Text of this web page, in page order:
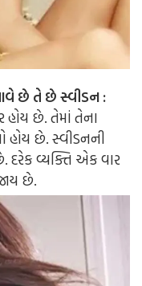
આવે છે તે છે સ્વીડન :
છે. તેમાં તેના
હોય છે. સ્વીડનની
વ્યક્તિ એક વાર
છે.